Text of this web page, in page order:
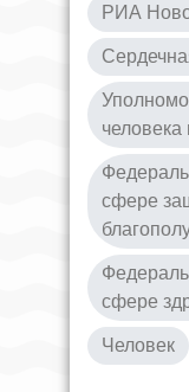
РИА
сфере
сфере
Человек